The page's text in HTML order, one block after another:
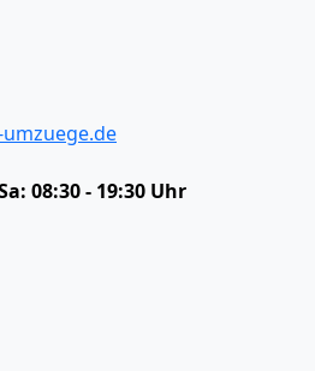
08:30 - 19:30 Uhr